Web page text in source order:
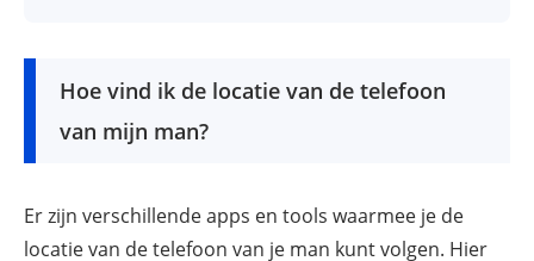
Hoe vind ik de locatie van de telefoon
van mijn man?
Er zijn verschillende apps en tools waarmee je de
locatie van de telefoon van je man kunt volgen. Hier